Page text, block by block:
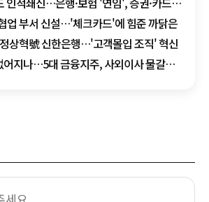
업 부서 신설…'체크카드'에 힘준 까닭은
상혁號 신한은행…'고객몰입 조직' 혁신
어지나…5대 금융지주, 사외이사 물갈이